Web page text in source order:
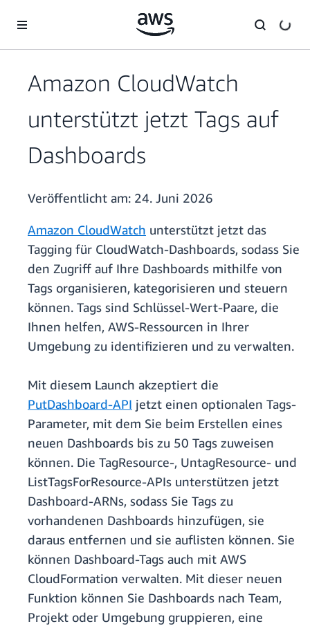
Überspringen zum Hauptinhalt
Amazon CloudWatch
unterstützt jetzt Tags auf
Dashboards
Veröffentlicht am: 24. Juni 2026
Amazon CloudWatch unterstützt jetzt das
Tagging für CloudWatch-Dashboards, sodass Sie
den Zugriff auf Ihre Dashboards mithilfe von
Tags organisieren, kategorisieren und steuern
können. Tags sind Schlüssel-Wert-Paare, die
Ihnen helfen, AWS-Ressourcen in Ihrer
Umgebung zu identifizieren und zu verwalten.
Mit diesem Launch akzeptiert die
PutDashboard-API jetzt einen optionalen Tags-
Parameter, mit dem Sie beim Erstellen eines
neuen Dashboards bis zu 50 Tags zuweisen
können. Die TagResource-, UntagResource- und
ListTagsForResource-APIs unterstützen jetzt
Dashboard-ARNs, sodass Sie Tags zu
vorhandenen Dashboards hinzufügen, sie
daraus entfernen und sie auflisten können. Sie
können Dashboard-Tags auch mit AWS
CloudFormation verwalten. Mit dieser neuen
Funktion können Sie Dashboards nach Team,
Projekt oder Umgebung gruppieren, eine